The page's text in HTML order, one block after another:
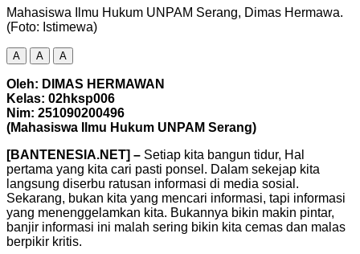
Mahasiswa Ilmu Hukum UNPAM Serang, Dimas Hermawa.
(Foto: Istimewa)
A A A
Oleh: DIMAS HERMAWAN
Kelas: 02hksp006
Nim: 251090200496
(Mahasiswa Ilmu Hukum UNPAM Serang)
[BANTENESIA.NET] – Setiap kita bangun tidur, Hal
pertama yang kita cari pasti ponsel. Dalam sekejap kita
langsung diserbu ratusan informasi di media sosial.
Sekarang, bukan kita yang mencari informasi, tapi informasi
yang menenggelamkan kita. Bukannya bikin makin pintar,
banjir informasi ini malah sering bikin kita cemas dan malas
berpikir kritis.